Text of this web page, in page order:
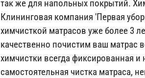
так же для напольных покрытий.
Клининговая компания 'Первая
химчисткой матрасов уже более 3
качественно почистим ваш матрас
химчистки всегда фиксированная
самостоятельная чистка матраса,